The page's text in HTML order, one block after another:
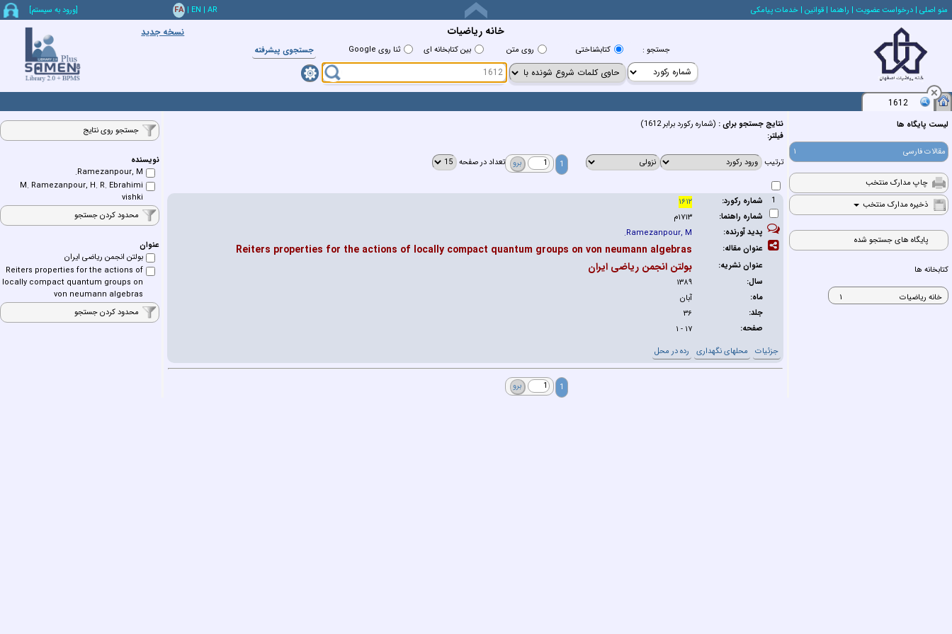
منو اصلي | درخواست عضويت | راهنما | قوانين | خدمات پيامكي FA | EN | AR [ورود به سيستم]
خانه رياضيات نسخه جدید
جستجو : کتابشناختي روي متن بين کتابخانه اي ثنا روی Google جستجوي پيشرفته
1612